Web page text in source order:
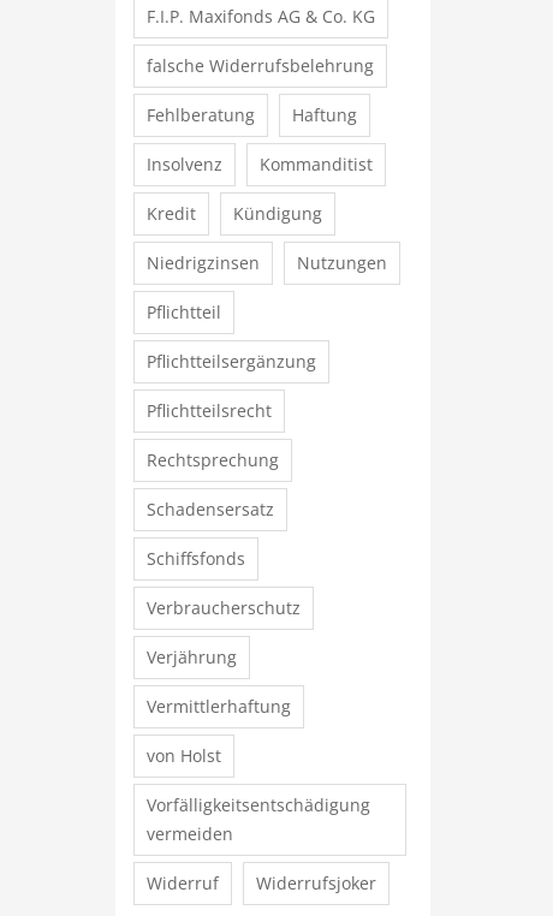
F.I.P. Maxifonds AG & Co. KG
falsche Widerrufsbelehrung
Fehlberatung Haftung
Insolvenz Kommanditist
Kredit Kündigung
Niedrigzinsen Nutzungen
Pflichtteil
Pflichtteilsergänzung
Pflichtteilsrecht
Rechtsprechung
Schadensersatz
Schiffsfonds
Verbraucherschutz
Verjährung
Vermittlerhaftung
von Holst
Vorfälligkeitsentschädigung
vermeiden
Widerruf Widerrufsjoker